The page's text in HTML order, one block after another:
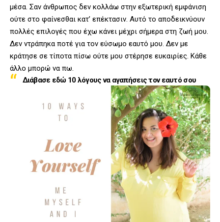
μέσα. Σαν άνθρωπος δεν κολλάω στην εξωτερική εμφάνιση
ούτε στο φαίνεσθαι κατ’ επέκτασιν. Αυτό το αποδεικνύουν
πολλές επιλογές που έχω κάνει μέχρι σήμερα στη ζωή μου.
Δεν ντράπηκα ποτέ για τον εύσωμο εαυτό μου. Δεν με
κράτησε σε τίποτα πίσω ούτε μου στέρησε ευκαιρίες. Κάθε
άλλο μπορώ να πω.
Διάβασε εδώ 10 λόγους να αγαπήσεις τον εαυτό σου